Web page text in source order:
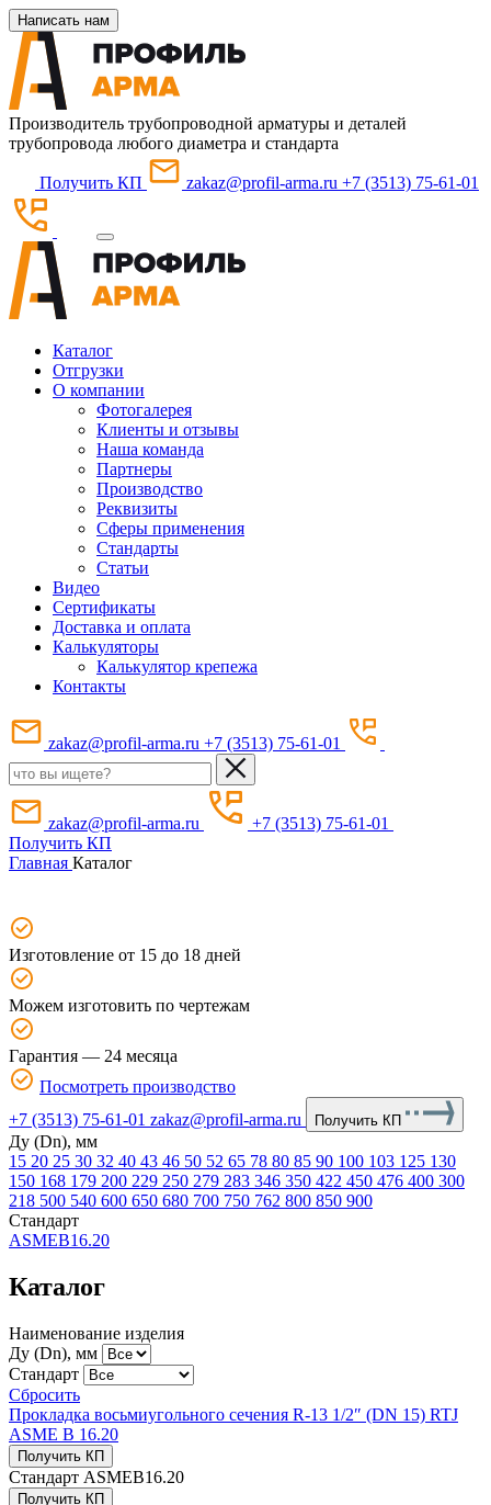
Написать нам
Производитель трубопроводной арматуры и деталей
трубопровода любого диаметра и стандарта
Получить КП zakaz@profil-arma.ru +7 (3513) 75-61-01
Каталог
Отгрузки
О компании
Фотогалерея
Клиенты и отзывы
Наша команда
Партнеры
Производство
Реквизиты
Сферы применения
Стандарты
Статьи
Видео
Сертификаты
Доставка и оплата
Калькуляторы
Калькулятор крепежа
Контакты
zakaz@profil-arma.ru +7 (3513) 75-61-01
zakaz@profil-arma.ru
+7 (3513) 75-61-01
Получить КП
Главная Каталог
Изготовление от 15 до 18 дней
Можем изготовить по чертежам
Гарантия — 24 месяца
Посмотреть производство
+7 (3513) 75-61-01 zakaz@profil-arma.ru Получить КП
Ду (Dn), мм
15 20 25 30 32 40 43 46 50 52 65 78 80 85 90 100 103 125 130
150 168 179 200 229 250 279 283 346 350 422 450 476 400 300
218 500 540 600 650 680 700 750 762 800 850 900
Стандарт
ASMEB16.20
Каталог
Наименование изделия
Ду (Dn), мм
Стандарт
Сбросить
Прокладка восьмиугольного сечения R-13 1/2″ (DN 15) RTJ
ASME B 16.20
Получить КП
Стандарт ASMEB16.20
Получить КП